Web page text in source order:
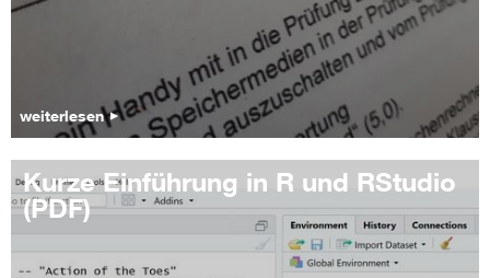
weiterlesen
Kurze Einführung in R und RStudio
(PDF)